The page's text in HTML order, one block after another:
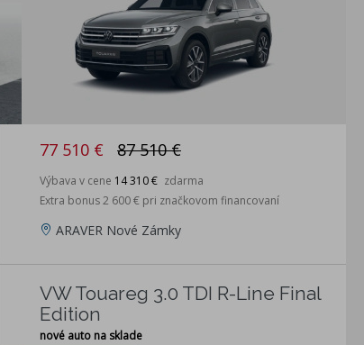
77 510 € 87 510 €
Výbava v cene 14 310 € zdarma
Extra bonus 2 600 € pri značkovom financovaní
ARAVER Nové Zámky
VW Touareg 3.0 TDI R-Line Final
Edition
nové auto na sklade